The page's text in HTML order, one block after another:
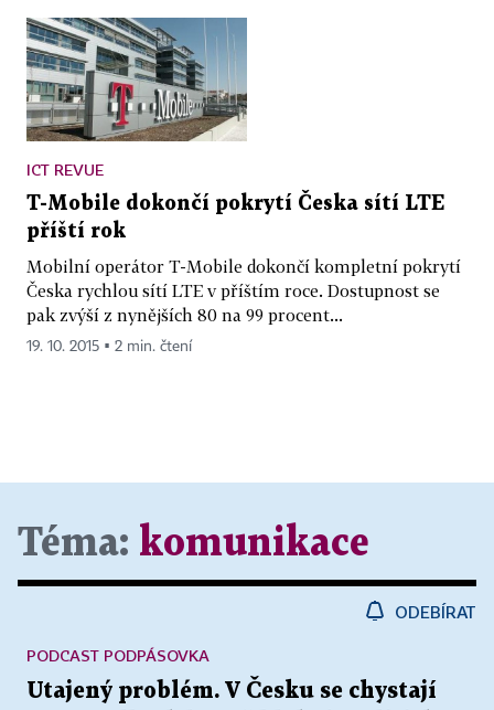
ICT REVUE
T-Mobile dokončí pokrytí Česka sítí LTE
příští rok
Mobilní operátor T-Mobile dokončí kompletní pokrytí
Česka rychlou sítí LTE v příštím roce. Dostupnost se
pak zvýší z nynějších 80 na 99 procent...
19. 10. 2015 ▪ 2 min. čtení
Téma: komunikace
ODEBÍRAT
Utajený problém. V Česku se chystají
PODCAST PODPÁSOVKA